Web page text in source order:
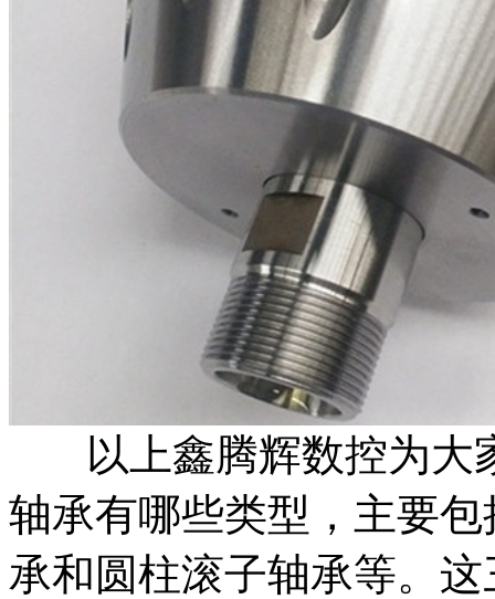
以上鑫腾辉数控为大
轴承有哪些类型，主要
承和圆柱滚子轴承等。